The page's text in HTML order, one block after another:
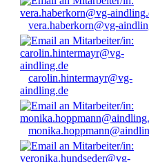
vera.haberkorn@vg-
carolin.hintermayr@vg-
aindling.de